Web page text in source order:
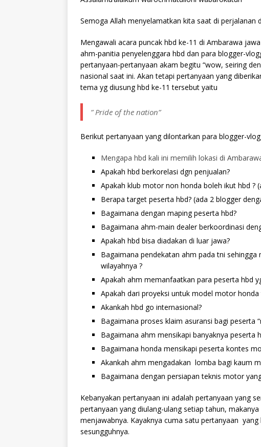
Semoga Allah menyelamatkan kita saat di
Mengawali acara puncak hbd ke-11 di Ambarawa
ahm-panitia penyelenggara hbd dan para blogger-
pertanyaan-pertanyaan akam begitu “wow, seiring
nasional saat ini. Akan tetapi pertanyaan yang
tema yg diusung hbd ke-11 tersebut yaitu
” Pride of the nation”
Berikut pertanyaan yang dilontarkan para blogger-
Mengapa hbd kali ini memilih lokasi di
Apakah hbd berkorelasi dgn penjualan?
Apakah klub motor non honda boleh ikut hbd ?
Berapa target peserta hbd? (ada 2 blogger
Bagaimana dengan maping peserta hbd?
Bagaimana ahm-main dealer berkoordinasi
Apakah hbd bisa diadakan di luar jawa?
Bagaimana pendekatan ahm pada tni
wilayahnya ?
Apakah ahm memanfaatkan para peserta hbd
Apakah dari proyeksi untuk model motor honda
Akankah hbd go internasional?
Bagaimana proses klaim asuransi bagi peserta
Bagaimana ahm mensikapi banyaknya peserta
Bagaimana honda mensikapi peserta kontes
Akankah ahm mengadakan lomba bagi kaum
Bagaimana dengan persiapan teknis motor
Kebanyakan pertanyaan ini adalah pertanyaan yang
pertanyaan yang diulang-ulang setiap tahun,
menjawabnya. Kayaknya cuma satu pertanyaan
sesungguhnya.